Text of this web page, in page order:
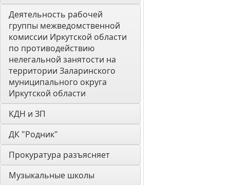
Деятельность рабочей
группы межведомственной
комиссии Иркутской области
по противодействию
нелегальной занятости на
территории Заларинского
муниципального округа
Иркутской области
КДН и ЗП
ДК "Родник"
Прокуратура разъясняет
Музыкальные школы